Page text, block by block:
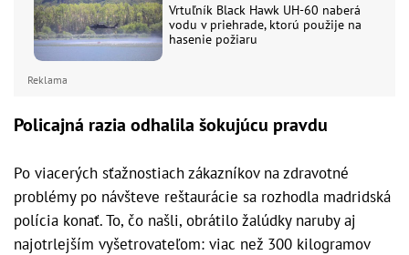
Vrtuľník Black Hawk UH-60 naberá
vodu v priehrade, ktorú použije na
hasenie požiaru
Reklama
Policajná razia odhalila šokujúcu pravdu
Po viacerých sťažnostiach zákazníkov na zdravotné
problémy po návšteve reštaurácie sa rozhodla madridská
polícia konať. To, čo našli, obrátilo žalúdky naruby aj
najotrlejším vyšetrovateľom: viac než 300 kilogramov